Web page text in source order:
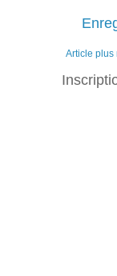
Article plus